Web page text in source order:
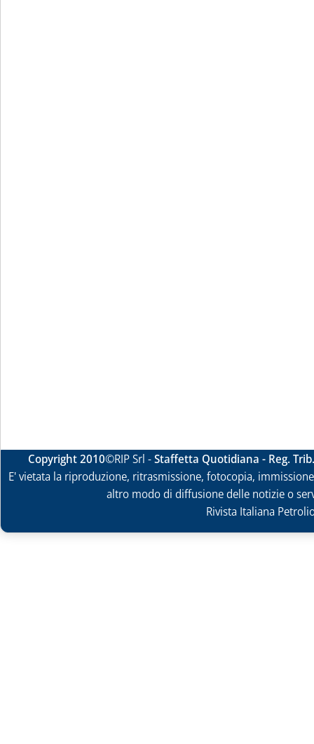
Copyright 2010©RIP Srl -Staffetta Quotidiana - Reg.
E' vietata la riproduzione, ritrasmissione, fotocopia,
altro modo di diffusione delle notizie o
Rivista Italiana